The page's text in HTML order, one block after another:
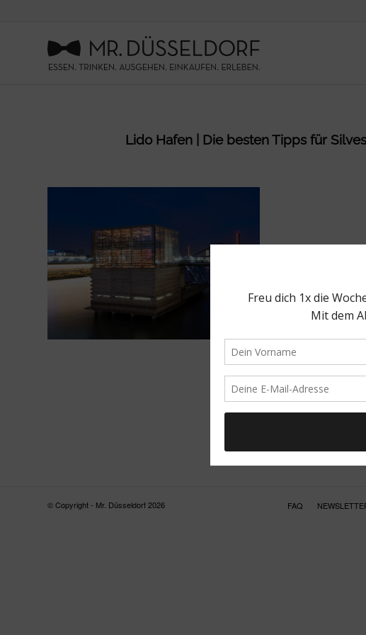
Lido Hafen | Die besten Tipps für
© Copyright - Mr. Düsseldorf 2026 FAQ